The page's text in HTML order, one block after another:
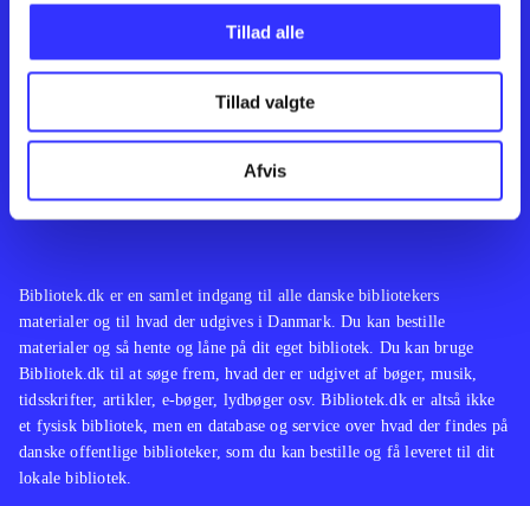
Tillad alle
Tillad valgte
Afvis Feedback
Bibliotek.dk er en samlet indgang til alle danske bibliotekers
materialer og til hvad der udgives i Danmark. Du kan bestille
materialer og så hente og låne på dit eget bibliotek. Du kan bruge
Bibliotek.dk til at søge frem, hvad der er udgivet af bøger, musik,
tidsskrifter, artikler, e-bøger, lydbøger osv. Bibliotek.dk er altså ikke
et fysisk bibliotek, men en database og service over hvad der findes på
danske offentlige biblioteker, som du kan bestille og få leveret til dit
lokale bibliotek.
Kontakt os
English
Artikler
Film
Musik
Noder